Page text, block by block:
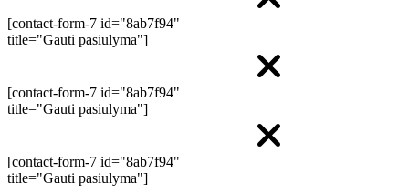
[contact-form-7 id="8ab7f94"
title="Gauti pasiulyma"]
[contact-form-7 id="8ab7f94"
title="Gauti pasiulyma"]
[contact-form-7 id="8ab7f94"
title="Gauti pasiulyma"]